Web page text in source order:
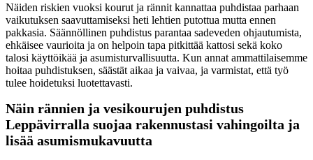
Näiden riskien vuoksi kourut ja rännit kannattaa puhdistaa parhaan
vaikutuksen saavuttamiseksi heti lehtien putottua mutta ennen
pakkasia. Säännöllinen puhdistus parantaa sadeveden ohjautumista,
ehkäisee vaurioita ja on helpoin tapa pitkittää kattosi sekä koko
talosi käyttöikää ja asumisturvallisuutta. Kun annat ammattilaisemme
hoitaa puhdistuksen, säästät aikaa ja vaivaa, ja varmistat, että työ
tulee hoidetuksi luotettavasti.
Näin rännien ja vesikourujen puhdistus
Leppävirralla suojaa rakennustasi vahingoilta ja
lisää asumismukavuutta